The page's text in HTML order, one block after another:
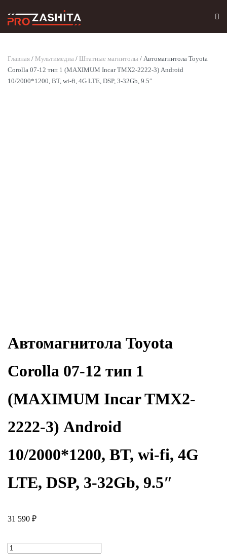
Skip to main content
Главная / Мультимедиа / Штатные магнитолы / Автомагнитола Toyota
Corolla 07-12 тип 1 (MAXIMUM Incar TMX2-2222-3) Android
10/2000*1200, BT, wi-fi, 4G LTE, DSP, 3-32Gb, 9.5″
Автомагнитола Toyota
Corolla 07-12 тип 1
(MAXIMUM Incar TMX2-
2222-3) Android
10/2000*1200, BT, wi-fi, 4G
LTE, DSP, 3-32Gb, 9.5″
31 590 ₽
Количество